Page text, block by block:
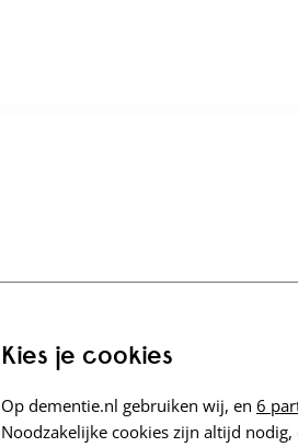
Kies je cookies
Op dementie.nl gebruiken wij, en 6
Noodzakelijke cookies zijn altijd